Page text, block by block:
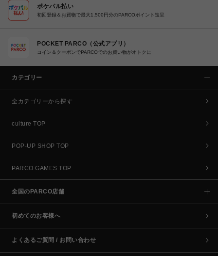
ポケパル払い
初回登録＆お買物で最大1,500円分のPARCOポイント進呈
POCKET PARCO（公式アプリ）
コイン＆クーポンでPARCOでのお買い物がオトクに
カテゴリー
全カテゴリーから探す
culture TOP
POP-UP SHOP TOP
PARCO GAMES TOP
全国のPARCO店舗
初めてのお客様へ
よくあるご質問 / お問い合わせ